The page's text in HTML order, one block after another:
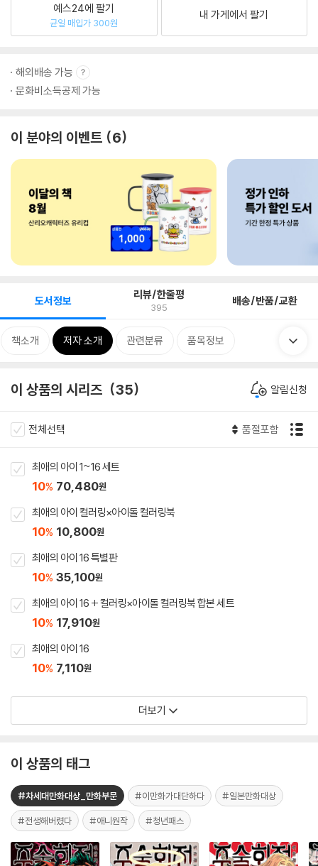
예스24에 팔기
균일 매입가 300원
내 가게에서 팔기
해외배송 가능
문화비소득공제 가능
이 분야의 이벤트 6
도서정보 리뷰/한줄평
395 배송/반품/교환
책소개 저자 소개 관련분류 품목정보
이 상품의 시리즈 35 알림신청
전체선택 품절포함
최애의 아이 1~16 세트
10% 70,480원
최애의 아이 컬러링×아이돌 컬러링북
10% 10,800원
최애의 아이 16 특별판
10% 35,100원
최애의 아이 16 + 컬러링×아이돌 컬러링북 합본 세트
10% 17,910원
최애의 아이 16
10% 7,110원
더보기
이 상품의 태그
#차세대만화대상_만화부문 #이만화가대단하다 #일본만화대상
#전생해버렸다 #애니원작 #청년패스